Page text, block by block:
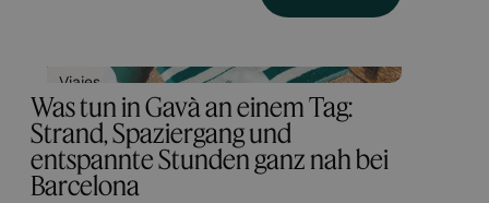
Viajes
Was tun in Gavà an einem Tag:
Strand, Spaziergang und
entspannte Stunden ganz nah bei
Barcelona